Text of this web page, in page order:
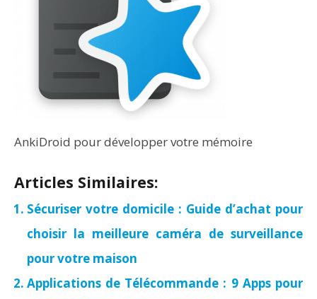
AnkiDroid pour développer votre mémoire
Articles Similaires:
Sécuriser votre domicile : Guide d’achat pour
choisir la meilleure caméra de surveillance
pour votre maison
Applications de Télécommande : 9 Apps pour